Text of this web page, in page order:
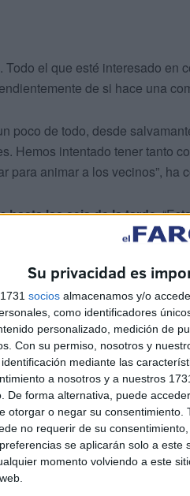
Su privacidad es
socios almacenamos y/o
como identificadores
personalizado, medición de
Con su permiso, nosotros y
mediante las
a nosotros y a nuestros
De forma alternativa, puede
otorgar o negar su consentimiento.
no requerir de su
se aplicarán solo a
momento volviendo a este
Todo el que esté interesado en
de si hace una
poco de todo, desde
Hemos intentado tener tanto
para animar a los vecinos”, ha
hasta las seis de la tarde.
enorme que nos lleve a
Durante los próximos meses
dirigido a estos fines.